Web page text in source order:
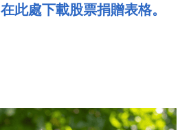
在此處下載股票捐贈表格。